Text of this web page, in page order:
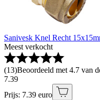
Sanivesk Knel Recht
Meest verkocht
(13)Beoordeeld met 4.7 van
7.39
Prijs: 7.39 euro